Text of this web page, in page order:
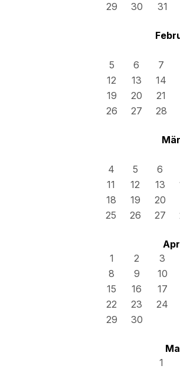
29
30 31
5
6 7
12
13 14
19
20 21
26
27 28
4
5 6
11
12 13
18
19 20
25
26 27
1
2 3
8
9 10
15
16 17
22
23 24
29
30
1